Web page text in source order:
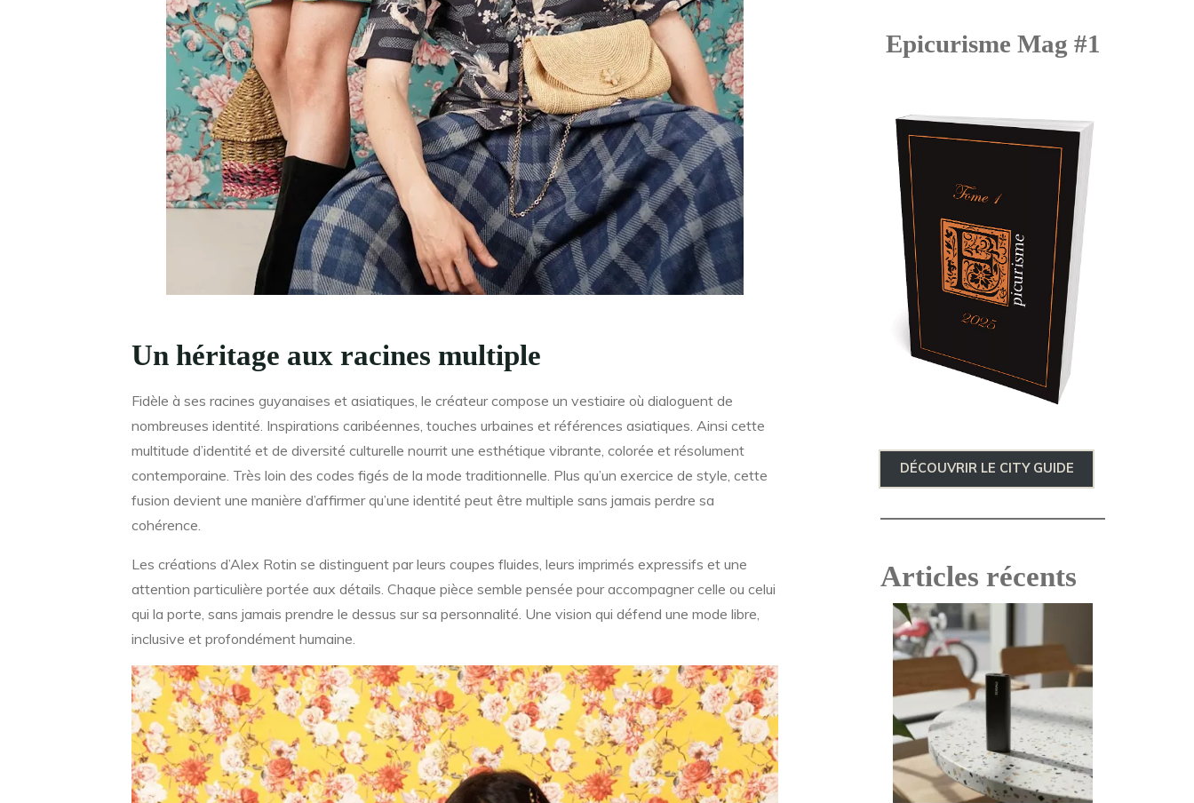
Un héritage aux racines multiple
Fidèle à ses racines guyanaises et asiatiques, le créateur compose un vestiaire où dialoguent de
nombreuses identité. Inspirations caribéennes, touches urbaines et références asiatiques. Ainsi cette
multitude d’identité et de diversité culturelle nourrit une esthétique vibrante, colorée et résolument
contemporaine. Très loin des codes figés de la mode traditionnelle. Plus qu’un exercice de style, cette
fusion devient une manière d’affirmer qu’une identité peut être multiple sans jamais perdre sa
cohérence.
Les créations d’Alex Rotin se distinguent par leurs coupes fluides, leurs imprimés expressifs et une
attention particulière portée aux détails. Chaque pièce semble pensée pour accompagner celle ou celui
qui la porte, sans jamais prendre le dessus sur sa personnalité. Une vision qui défend une mode libre,
inclusive et profondément humaine.
Epicurisme Mag #1
DÉCOUVRIR LE CITY GUIDE
Articles récents